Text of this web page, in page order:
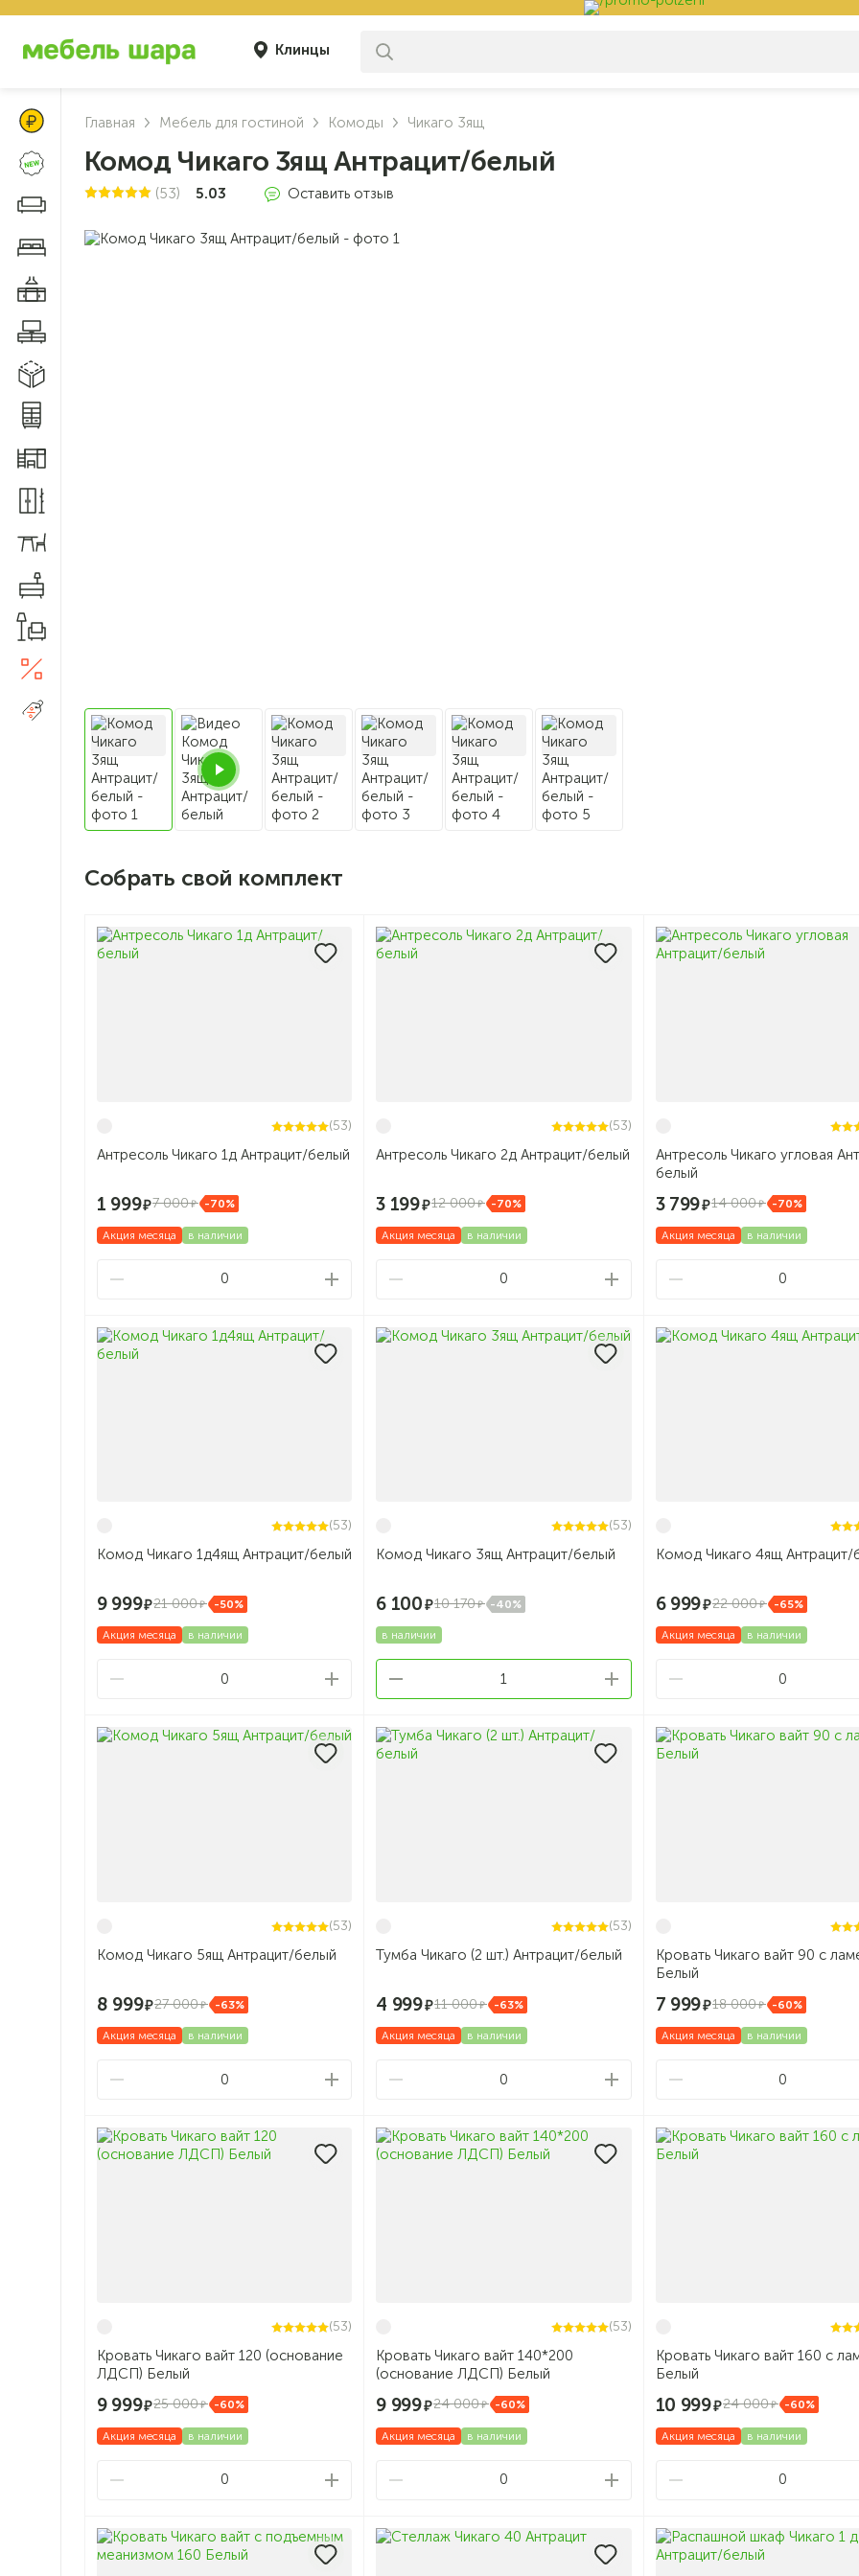
Клинцы
Цены Клуба Своих
Новинки
Диваны и кресла
Мебель для спальни
Распродажа
Главная Мебель для гостиной Комоды Чикаго 3ящ
Комод Чикаго 3ящ Антрацит/белый
(53) 5.03 Оставить отзыв
Собрать свой комплект
(53)
Антресоль Чикаго 1д Антрацит/белый
1 999 7 000 -70%
Акция месяца в наличии
0
(53)
Антресоль Чикаго 2д Антрацит/белый
3 199 12 000 -70%
Акция месяца в наличии
0
Антресоль Чикаго угловая
белый
3 799 14 000 -70%
Акция месяца в наличии
0
(53)
Комод Чикаго 1д4ящ Антрацит/белый
9 999 21 000 -50%
Акция месяца в наличии
0
(53)
Комод Чикаго 3ящ Антрацит/белый
6 100 10 170 -40%
в наличии
1
Комод Чикаго 4ящ Антрацит/
6 999 22 000 -65%
Акция месяца в наличии
0
(53)
Комод Чикаго 5ящ Антрацит/белый
8 999 27 000 -63%
Акция месяца в наличии
0
(53)
Тумба Чикаго (2 шт.) Антрацит/белый
4 999 11 000 -63%
Акция месяца в наличии
0
Кровать Чикаго вайт 90 с
Белый
7 999 18 000 -60%
Акция месяца в наличии
0
(53)
Кровать Чикаго вайт 120 (основание
ЛДСП) Белый
9 999 25 000 -60%
Акция месяца в наличии
0
(53)
Кровать Чикаго вайт 140*200
(основание ЛДСП) Белый
9 999 24 000 -60%
Акция месяца в наличии
0
Кровать Чикаго вайт 160 с
Белый
10 999 24 000 -60%
Акция месяца в наличии
0